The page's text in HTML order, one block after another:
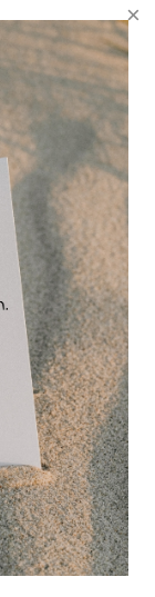
voor
om
kleding bij
het
die
dan de
voorbereid